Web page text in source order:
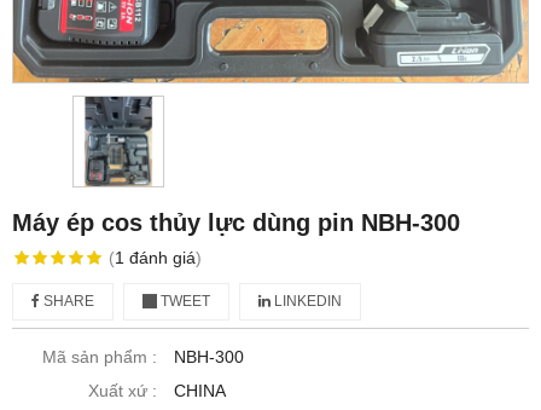
Máy ép cos thủy lực dùng pin NBH-300
(1 đánh giá)
SHARE TWEET LINKEDIN
Mã sản phẩm :
NBH-300
Xuất xứ :
CHINA